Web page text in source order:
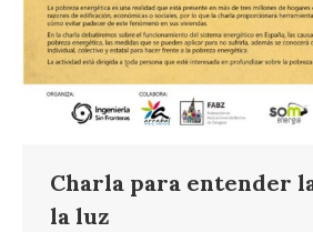
Charla para entender
la luz